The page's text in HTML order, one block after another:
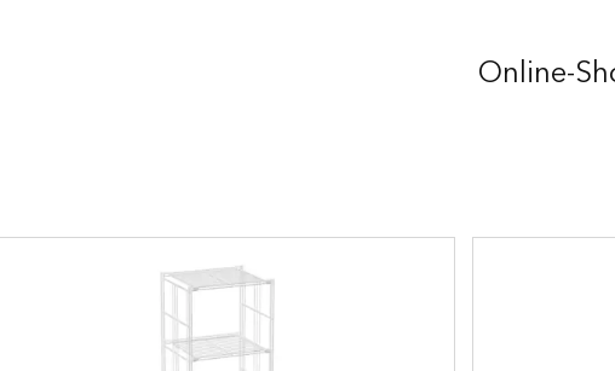
Online-